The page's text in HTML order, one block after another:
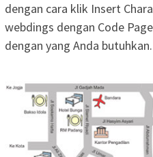
dengan cara klik Insert
webdings dengan Code
dengan yang Anda butuhkan.